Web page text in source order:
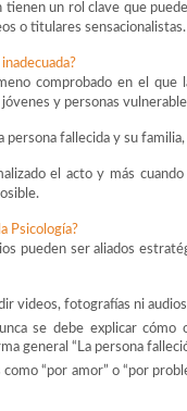
tienen un rol clave que
o titulares sensacionalistas.
comprobado en el que
y personas
persona fallecida y su
el acto y más
Psicología?
pueden ser aliados
videos, fotografías ni
se debe explicar
general “La persona
“por amor” o “por